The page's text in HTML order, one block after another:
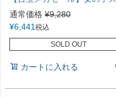
通常価格 ¥9,280
¥6,441 税込
SOLD OUT
カートに入れる